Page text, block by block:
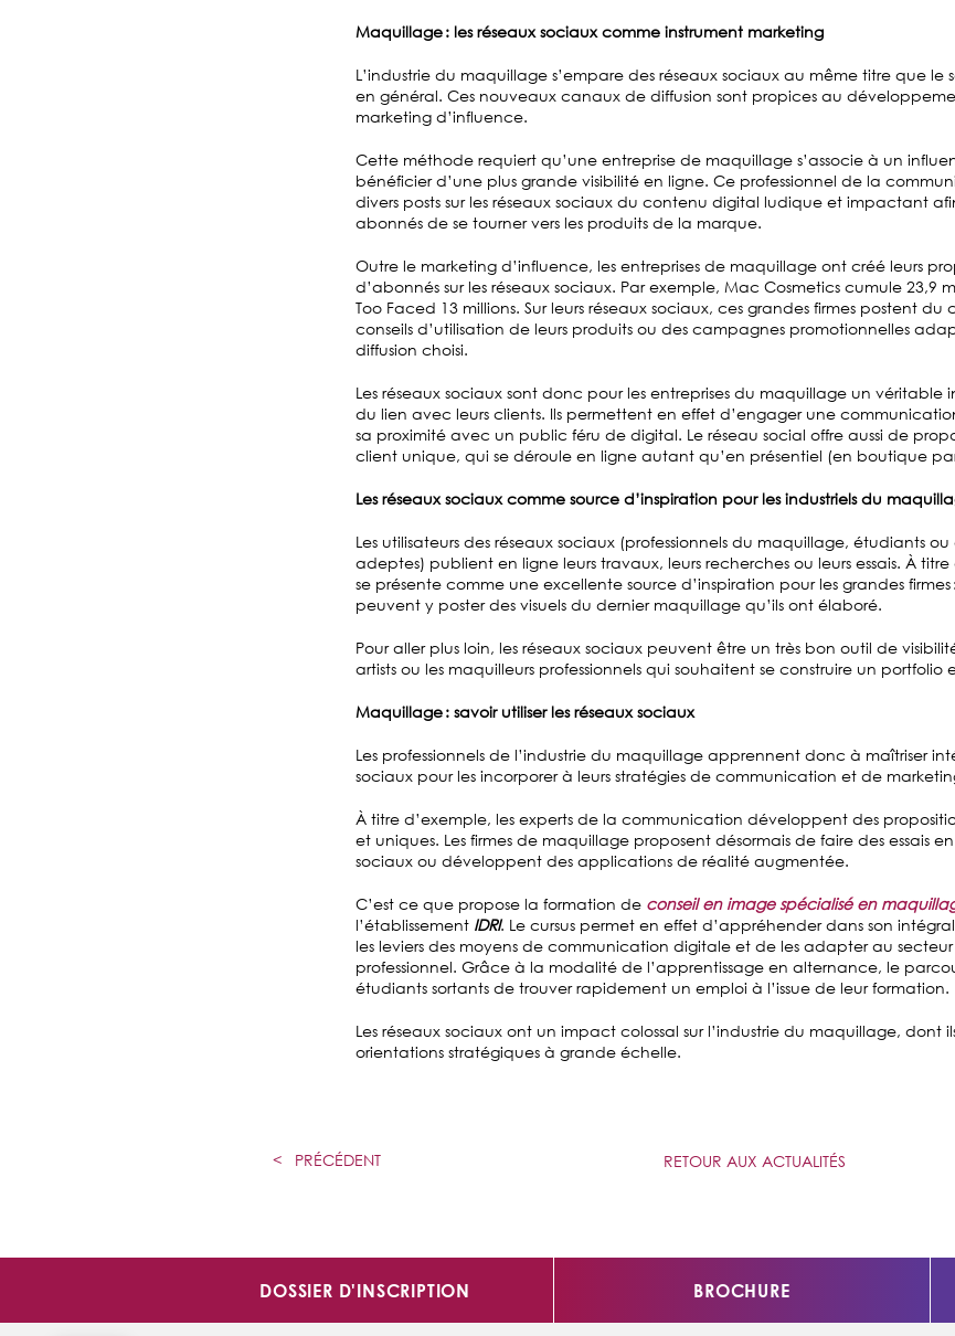
Maquillage : les réseaux sociaux comme instrument marketing
L’industrie du maquillage s’empare des réseaux sociaux au même titre que
en général. Ces nouveaux canaux de diffusion sont propices au
marketing d’influence.
Cette méthode requiert qu’une entreprise de maquillage s’associe à un
bénéficier d’une plus grande visibilité en ligne. Ce professionnel de la
divers posts sur les réseaux sociaux du contenu digital ludique et impactant
abonnés de se tourner vers les produits de la marque.
Outre le marketing d’influence, les entreprises de maquillage ont créé leurs
d’abonnés sur les réseaux sociaux. Par exemple, Mac Cosmetics cumule 23,9
Too Faced 13 millions. Sur leurs réseaux sociaux, ces grandes firmes postent
conseils d’utilisation de leurs produits ou des campagnes promotionnelles
diffusion choisi.
Les réseaux sociaux sont donc pour les entreprises du maquillage un véritable
du lien avec leurs clients. Ils permettent en effet d’engager une
sa proximité avec un public féru de digital. Le réseau social offre aussi de
client unique, qui se déroule en ligne autant qu’en présentiel (en boutique
Les réseaux sociaux comme source d’inspiration pour les industriels du
Les utilisateurs des réseaux sociaux (professionnels du maquillage, étudiants ou
adeptes) publient en ligne leurs travaux, leurs recherches ou leurs essais. À
se présente comme une excellente source d’inspiration pour les grandes firmes
peuvent y poster des visuels du dernier maquillage qu’ils ont élaboré.
Pour aller plus loin, les réseaux sociaux peuvent être un très bon outil de
artists ou les maquilleurs professionnels qui souhaitent se construire un portfolio
Maquillage : savoir utiliser les réseaux sociaux
Les professionnels de l’industrie du maquillage apprennent donc à maîtriser
sociaux pour les incorporer à leurs stratégies de communication et de
À titre d’exemple, les experts de la communication développent des
et uniques. Les firmes de maquillage proposent désormais de faire des essais
sociaux ou développent des applications de réalité augmentée.
C’est ce que propose la formation de conseil en image spécialisé en
l’établissement IDRI. Le cursus permet en effet d’appréhender dans son
les leviers des moyens de communication digitale et de les adapter au
professionnel. Grâce à la modalité de l’apprentissage en alternance, le
étudiants sortants de trouver rapidement un emploi à l’issue de leur formation.
Les réseaux sociaux ont un impact colossal sur l’industrie du maquillage, dont
orientations stratégiques à grande échelle.
< PRÉCÉDENT RETOUR AUX ACTUALITÉS
DOSSIER D'INSCRIPTION BROCHURE